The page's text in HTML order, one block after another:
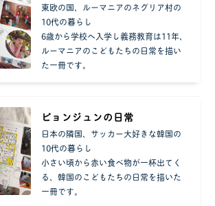
東欧の国、ルーマニアのネグリア村の
10代の暮らし
6歳から学校へ入学し義務教育は11年、
ルーマニアのこどもたちの日常を描い
た一冊です。
ピョンジュンの日常
日本の隣国、サッカー大好きな韓国の
10代の暮らし
小さい頃から赤い食べ物が一杯出てく
る、韓国のこどもたちの日常を描いた
一冊です。